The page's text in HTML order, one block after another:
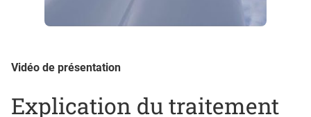
Vidéo de présentation
Explication du traitement